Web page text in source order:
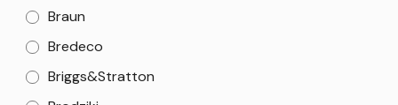
Braun
Bredeco
Briggs&Stratton